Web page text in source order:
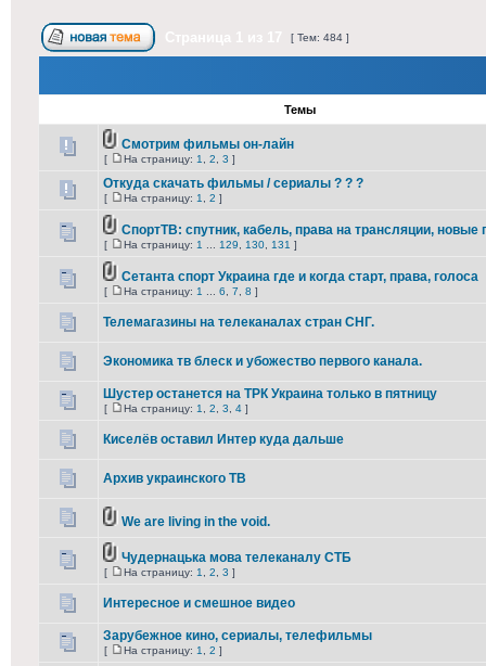
[ Тем: 484 ]
Темы
Смотрим фильмы он-лайн
[ На страницу: 1 2 3 ]
Откуда скачать фильмы / сериалы ? ? ?
[ На страницу: 1 2 ]
СпортТВ: спутник, кабель, права на трансляции, новые
[ На страницу: 1 129 130 131 ]
Сетанта спорт Украина где и когда старт, права, голоса
[ На страницу: 1 6 7 8 ]
Телемагазины на телеканалах стран СНГ.
Экономика тв блеск и убожество первого канала.
Шустер останется на ТРК Украина только в пятницу
[ На страницу: 1 2 3 4 ]
Киселёв оставил Интер куда дальше
Архив украинского ТВ
We are living in the void.
Чудернацька мова телеканалу СТБ
[ На страницу: 1 2 3 ]
Интересное и смешное видео
Зарубежное кино, сериалы, телефильмы
[ На страницу: 1 2 ]